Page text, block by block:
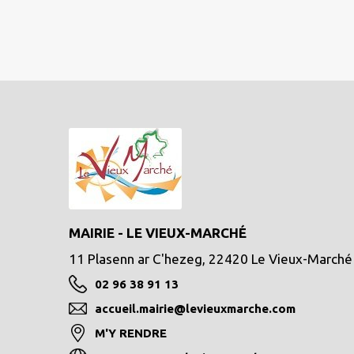
MAIRIE - LE VIEUX-MARCHÉ
11 Plasenn ar C'hezeg, 22420 Le Vieux-Marché
02 96 38 91 13
accueil.mairie@levieuxmarche.com
M'Y RENDRE